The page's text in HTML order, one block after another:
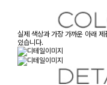
실제 색상과 가장 가까운 아래
있습니다.